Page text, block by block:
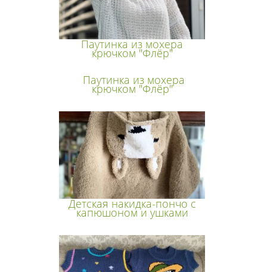
Паутинка из мохера
крючком "Флёр"
Паутинка из мохера
крючком "Флёр"
Детская накидка-пончо с
капюшоном и ушками